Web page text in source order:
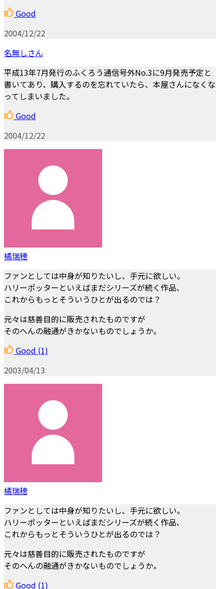
Good
2004/12/22
名無しさん
平成13年7月発行のふくろう通信号外No.3に9月発売予定と
書いてあり、購入するのを忘れていたら、本屋さんになくな
ってしまいました。
Good
2004/12/22
橘瑞穂
ファンとしては中身が知りたいし、手元に欲しい。
ハリーポッターといえばまだシリーズが続く作品、
これからもっとそういうひとが出るのでは？
元々は慈善目的に販売されたものですが
そのへんの融通がきかないものでしょうか。
Good (1)
2003/04/13
橘瑞穂
ファンとしては中身が知りたいし、手元に欲しい。
ハリーポッターといえばまだシリーズが続く作品、
これからもっとそういうひとが出るのでは？
元々は慈善目的に販売されたものですが
そのへんの融通がきかないものでしょうか。
Good (1)